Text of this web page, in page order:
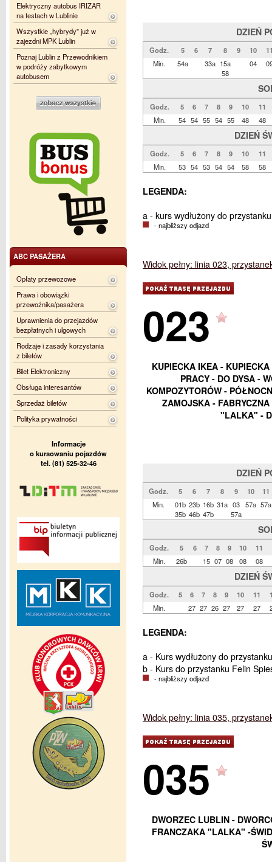
DZIEŃ
Godz. 5 6 7 8 9 10
Min.
54a 33a 15a
58
04
Godz. 5 6 7 8 9 10
11
Min.
54 54 55 54 55 48 48
DZIEŃ
Godz. 5 6 7 8 9 10
11
Min.
53 54 53 54 54 58 58
LEGENDA:
a - kurs wydłużony do
- najbliższy odjazd
Widok pełny: linia 023,
023
KUPIECKA IKEA -
PRACY - DO DYSA -
KOMPOZYTORÓW -
ZAMOJSKA -
"LALKA" -
DZIEŃ
Godz. 5 6 7 8 9 10
11
Min.
01b
35b
23b
46b
16b
47b
31a 03
57a
57a 57a
Godz. 5 6 7 8 9 10 11
Min.
26b 15 07 08 08 08
DZIEŃ
Godz. 5 6 7 8 9 10 11
Min.
27 27 26 27 27 27
LEGENDA:
a - Kurs wydłużony do
b - Kurs do przystanku Felin
- najbliższy odjazd
Widok pełny: linia 035,
035
DWORZEC LUBLIN -
FRANCZAKA "LALKA" -
Elektryczny autobus IRIZAR
na testach w Lublinie
Wszystkie „hybrydy” już w
zajezdni MPK Lublin
Poznaj Lublin z Przewodnikiem
w podróży zabytkowym
autobusem
ABC PASAŻERA
Opłaty przewozowe
Prawa i obowiązki
przewoźnika/pasażera
Uprawnienia do przejazdów
bezpłatnych i ulgowych
Rodzaje i zasady korzystania
z biletów
Bilet Elektroniczny
Obsługa interesantów
Sprzedaż biletów
Polityka prywatności
Informacje
o kursowaniu pojazdów
tel. (81) 525-32-46